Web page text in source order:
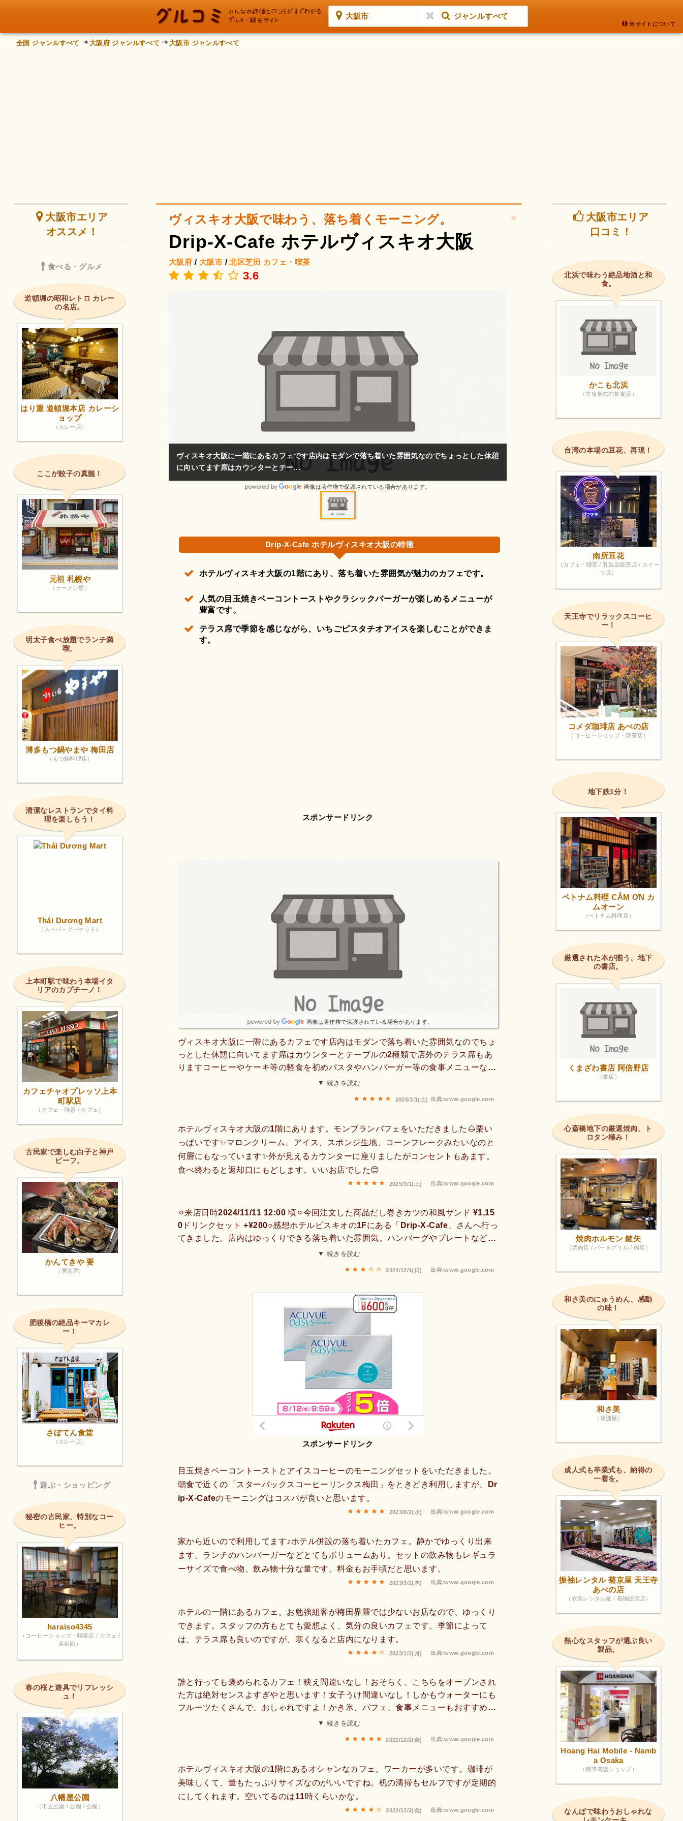
大阪市 ジャンルすべて
当サイトについて
全国 ジャンルすべて 大阪府 ジャンルすべて 大阪市 ジャンルすべて
ヴィスキオ大阪で味わう、落ち着くモーニング。
Drip-X-Cafe ホテルヴィスキオ大阪
大阪府 / 大阪市 /北区芝田 カフェ・喫茶
3.6
ヴィスキオ大阪に一階にあるカフェです店内はモダンで落ち着いた雰囲気なのでちょっとした休憩
に向いてます席はカウンターとテー...
画像は著作権で保護されている場合があります。
Drip-X-Cafe ホテルヴィスキオ大阪の特徴
ホテルヴィスキオ大阪の1階にあり、落ち着いた雰囲気が魅力のカフェです。
人気の目玉焼きベーコントーストやクラシックバーガーが楽しめるメニューが
豊富です。
テラス席で季節を感じながら、いちごピスタチオアイスを楽しむことができま
す。
スポンサードリンク
画像は著作権で保護されている場合があります。
ヴィスキオ大阪に一階にあるカフェです店内はモダンで落ち着いた雰囲気なのでちょ
っとした休憩に向いてます席はカウンターとテーブルの2種類で店外のテラス席もあ
りますコーヒーやケーキ等の軽食を初めパスタやハンバーガー等の食事メニューなど
もありました支払いは現金若しくはクレジットカードや電子マネーが使えるのも嬉し
▼ 続きを読む
出典:www.google.com
2025/3/1(土)
ホテルヴィスキオ大阪の1階にあります。モンブランパフェをいただきました🌰栗い
っぱいです✨マロンクリーム、アイス、スポンジ生地、コーンフレークみたいなのと
何層にもなっています✨外が見えるカウンターに座りましたがコンセントもあます。
食べ終わると返却口にもどします。いいお店でした😊
出典:www.google.com
2025/3/1(土)
⚪︎来店日時2024/11/11 12:00 頃⚪︎今回注文した商品だし巻きカツの和風サンド ¥1,15
0ドリンクセット +¥200○感想ホテルビスキオの1Fにある「Drip-X-Cafe」さんへ行っ
てきました。店内はゆっくりできる落ち着いた雰囲気。ハンバーグやプレートなどメ
ニューの種類は豊富その中で特に気になった「だし巻きカツの和風サンド」SNSでも
思い注文。肝心の味はサクサクでカツ感もちゃんとあって辛子マヨがいいアクセン
セント完備のゆっくりできる雰囲気○客層世代性別問わず。
▼ 続きを読む
出典:www.google.com
2024/12/1(日)
スポンサードリンク
目玉焼きベーコントーストとアイスコーヒーのモーニングセットをいただきました。
朝食で近くの「スターバックスコーヒーリンクス梅田」をときどき利用しますが、Dr
ip-X-Cafeのモーニングはコスパが良いと思います。
出典:www.google.com
2023/8/2(水)
家から近いので利用してます♪ホテル併設の落ち着いたカフェ。静かでゆっくり出来
ます。ランチのハンバーガーなどとてもボリュームあり。セットの飲み物もレギュラ
ーサイズで食べ物、飲み物十分な量です。料金もお手頃だと思います。
出典:www.google.com
2023/3/2(木)
ホテルの一階にあるカフェ。お勉強組客が梅田界隈では少ないお店なので、ゆっくり
できます。スタッフの方もとても愛想よく、気分の良いカフェです。季節によって
は、テラス席も良いのですが、寒くなると店内になります。
出典:www.google.com
2023/1/2(月)
誰と行っても褒められるカフェ！映え間違いなし！おそらく、こちらをオープンされ
た方は絶対センスよすぎやと思います！女子うけ間違いなし！しかもウォーターにも
フルーツたくさんで、おしゃれですよ！かき氷、パフェ、食事メニューもおすすめ！
本当は教えたくないけど、おしえちゃいます！皆様是非いってみてー！居心地のよさ
▼ 続きを読む
出典:www.google.com
2022/12/2(金)
ホテルヴィスキオ大阪の1階にあるオシャンなカフェ。ワーカーが多いです。珈琲が
美味しくて、量もたっぷりサイズなのがいいですね。机の清掃もセルフですが定期的
にしてくれます。空いてるのは11時くらいかな。
出典:www.google.com
2022/12/2(金)
大阪市エリア
オススメ！
食べる・グルメ
道頓堀の昭和レトロ カレー
の名店。
はり重 道頓堀本店 カレーシ
ョップ
（カレー店）
ここが餃子の真髄！
元祖 札幌や
（ラーメン屋）
明太子食べ放題でランチ満
喫。
博多もつ鍋やまや 梅田店
（もつ鍋料理店）
清潔なレストランでタイ料
理を楽しもう！
Thái Dương Mart
（スーパーマーケット）
上本町駅で味わう本場イタ
リアのカプチーノ！
カフェチャオプレッソ上本
町駅店
（カフェ・喫茶 / カフェ）
古民家で楽しむ白子と神戸
ビーフ。
かんてきや 要
（居酒屋）
肥後橋の絶品キーマカレ
ー！
さぼてん食堂
（カレー店）
遊ぶ・ショッピング
秘密の古民家、特別なコー
ヒー。
haraiso4345
（コーヒーショップ・喫茶店 / カフェ /
美術館）
春の桜と遊具でリフレッシ
ュ！
八幡屋公園
（市立公園 / 公園 / 公園）
大阪市エリア
口コミ！
北浜で味わう絶品地酒と和
食。
かこも北浜
（立食形式の飲食店）
台湾の本場の豆花、再現！
南所豆花
（カフェ・喫茶 / 乳製品販売店 / スイー
ツ店）
天王寺でリラックスコーヒ
ー！
コメダ珈琲店 あべの店
（コーヒーショップ・喫茶店）
地下鉄1分！
ベトナム料理 CẢM ƠN カ
ムオーン
（ベトナム料理店）
厳選された本が揃う、地下
の書店。
くまざわ書店 阿倍野店
（書店）
心斎橋地下の厳選焼肉、ト
ロタン極み！
焼肉ホルモン 鍵矢
（焼肉店 / バー＆グリル / 肉店）
和さ美のにゅうめん、感動
の味！
和さ美
（居酒屋）
成人式も卒業式も、納得の
一着を。
振袖レンタル 菊京屋 天王寺
あべの店
（衣装レンタル業 / 着物販売店）
熱心なスタッフが選ぶ良い
製品。
Hoang Hai Mobile - Namb
a Osaka
（携帯電話ショップ）
なんばで味わうおしゃれな